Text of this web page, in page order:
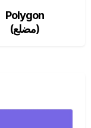
Polygon
(مضلع)